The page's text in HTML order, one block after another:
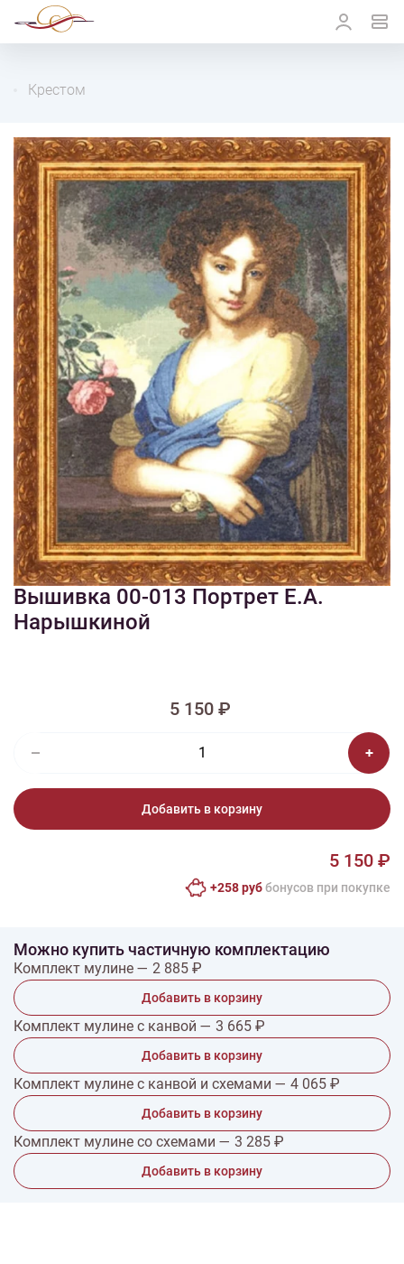
Крестом
1/2
Изображения и цвет представленного товара могут незначительно
отличаться от оригинала продукции, взависимости от разрешения и
настроек вашего монитора, а также условий освещения при съемке
Вышивка 00-013 Портрет Е.А.
Нарышкиной
5 150 ₽
Добавить в корзину
5 150 ₽
+258 руббонусов при покупке
Можно купить частичную комплектацию
Комплект мулине — 2 885 ₽
Добавить в корзину
Комплект мулине с канвой — 3 665 ₽
Добавить в корзину
Комплект мулине с канвой и схемами — 4 065 ₽
Добавить в корзину
Комплект мулине со схемами — 3 285 ₽
Добавить в корзину